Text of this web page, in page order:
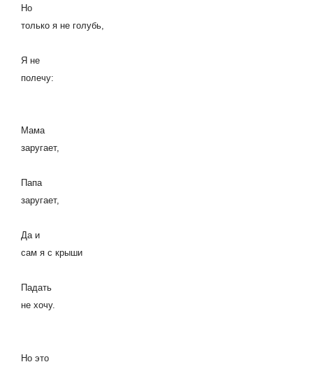
Но
только я не голубь,
Я не
полечу:
Мама
заругает,
Папа
заругает,
Да и
сам я с крыши
Падать
не хочу.
Но это